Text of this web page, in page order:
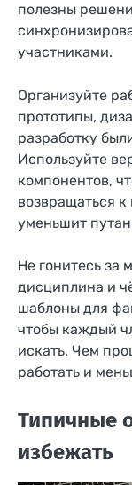
полезны
участниками.
Организуйте
прототипы,
разработку
Используйте
компонентов,
возвращаться
уменьшит
Не гонитесь за
дисциплина и
шаблоны для
чтобы каждый
искать. Чем
работать и
Типичные
избежать